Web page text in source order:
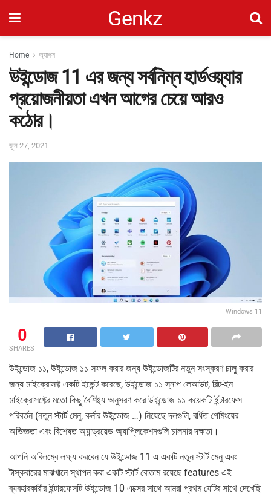
Genkz
Home অ্যাপস
উইন্ডোজ 11 এর জন্য সর্বনিম্ন হার্ডওয়্যার
প্রয়োজনীয়তা এখন আগের চেয়ে আরও
কঠোর।
জুন 27, 2021
Windows 11
0
SHARES
উইন্ডোজ ১১, উইন্ডোজ ১১ সফল করার জন্য উইন্ডোজটির নতুন সংস্করণ চালু করার
জন্য মাইক্রোসফ্ট একটি ইভেন্ট করেছে, উইন্ডোজ ১১ স্নাপ লেআউট, বিল্ট-ইন
মাইক্রোসফ্টের মতো কিছু বৈশিষ্ট্য অনুসরণ করে উইন্ডোজ ১১ কয়েকটি ইন্টারফেস
পরিবর্তন (নতুন স্টার্ট মেনু, কর্নার উইন্ডোজ …) নিয়েছে দলগুলি, বর্ধিত গেমিংয়ের
অভিজ্ঞতা এবং বিশেষত অ্যান্ড্রয়েড অ্যাপ্লিকেশনগুলি চালনার দক্ষতা।
আপনি অবিলম্বে লক্ষ্য করবেন যে উইন্ডোজ 11 এ একটি নতুন স্টার্ট মেনু এবং
টাস্কবারের মাঝখানে স্থাপন করা একটি স্টার্ট বোতাম রয়েছে features এই
ব্যবহারকারীর ইন্টারফেসটি উইন্ডোজ 10 এক্সের সাথে আমরা প্রথম যেটির সাথে দেখেছি